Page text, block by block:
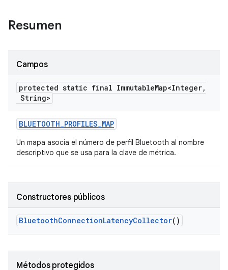
Resumen
Campos
protected static final ImmutableMap<Integer,
String>
BLUETOOTH_PROFILES_MAP
Un mapa asocia el número de perfil Bluetooth al nombre
descriptivo que se usa para la clave de métrica.
Constructores públicos
BluetoothConnectionLatencyCollector()
Métodos protegidos